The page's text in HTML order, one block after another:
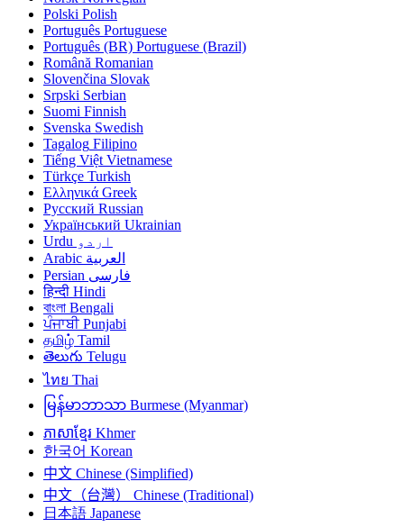
Polski Polish
Português Portuguese
Português (BR) Portuguese (Brazil)
Română Romanian
Slovenčina Slovak
Srpski Serbian
Suomi Finnish
Svenska Swedish
Tagalog Filipino
Tiếng Việt Vietnamese
Türkçe Turkish
Ελληνικά Greek
Русский Russian
Український Ukrainian
اردو Urdu
العربية Arabic
فارسی Persian
हिन्दी Hindi
বাংলা Bengali
ਪੰਜਾਬੀ Punjabi
தமிழ் Tamil
తెలుగు Telugu
ไทย Thai
မြန်မာဘာသာ Burmese (Myanmar)
ភាសាខ្មែរ Khmer
한국어 Korean
中文 Chinese (Simplified)
中文（台灣）
Chinese (Traditional)
日本語 Japanese